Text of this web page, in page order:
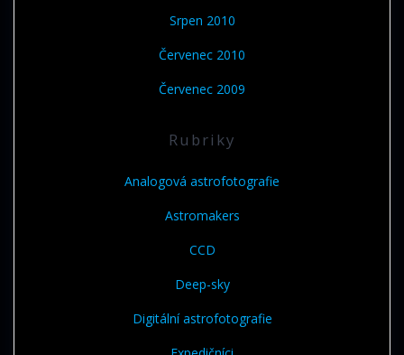
Srpen 2010
Červenec 2010
Červenec 2009
Rubriky
Analogová astrofotografie
Astromakers
CCD
Deep-sky
Digitální astrofotografie